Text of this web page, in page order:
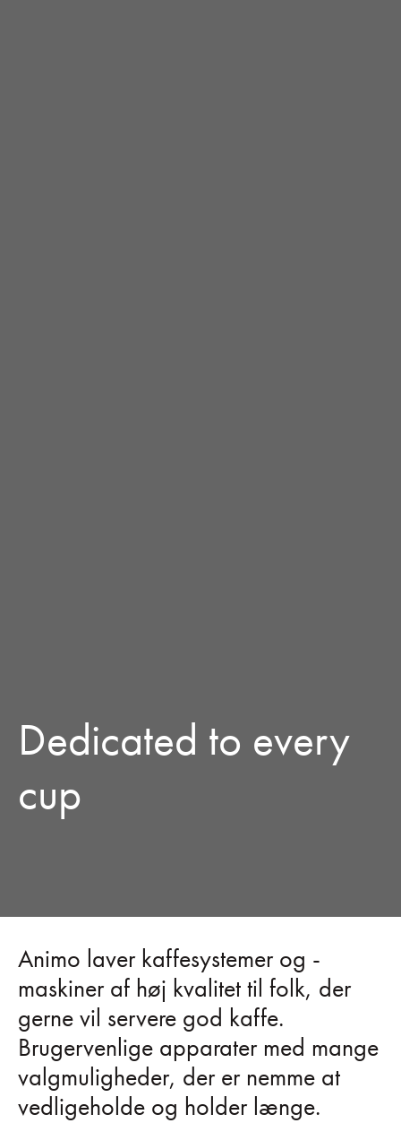
Dedicated to every
cup
Animo laver kaffesystemer og -
maskiner af høj kvalitet til folk, der
gerne vil servere god kaffe.
Brugervenlige apparater med mange
valgmuligheder, der er nemme at
vedligeholde og holder længe.